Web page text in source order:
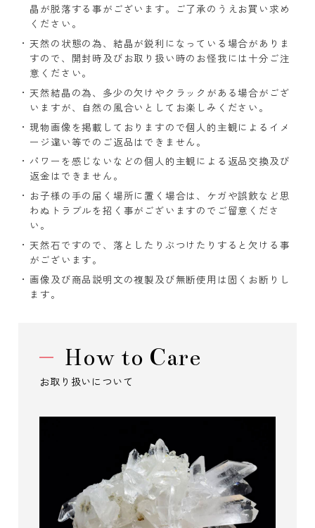
晶が脱落する事がございます。ご了承のうえお買い求め
ください。
天然の状態の為、結晶が鋭利になっている場合がありま
すので、開封時及びお取り扱い時のお怪我には十分ご注
意ください。
天然結晶の為、多少の欠けやクラックがある場合がござ
いますが、自然の風合いとしてお楽しみください。
現物画像を掲載しておりますので個人的主観によるイメ
ージ違い等でのご返品はできません。
パワーを感じないなどの個人的主観による返品交換及び
返金はできません。
お子様の手の届く場所に置く場合は、ケガや誤飲など思
わぬトラブルを招く事がございますのでご留意くださ
い。
天然石ですので、落としたりぶつけたりすると欠ける事
がございます。
画像及び商品説明文の複製及び無断使用は固くお断りし
ます。
How to Care
お取り扱いについて